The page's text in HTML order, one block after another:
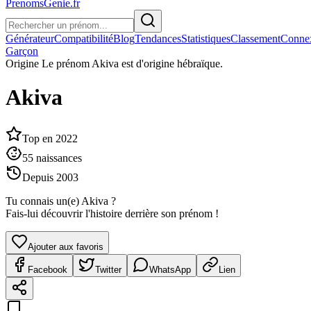
PrenomsGenie.fr
GénérateurCompatibilitéBlogTendancesStatistiquesClassement
Garçon
Origine Le prénom Akiva est d'origine hébraïque.
Akiva
Top en 2022
55 naissances
Depuis 2003
Tu connais un(e) Akiva ?
Fais-lui découvrir l'histoire derrière son prénom !
Ajouter aux favoris
Facebook Twitter WhatsApp Lien